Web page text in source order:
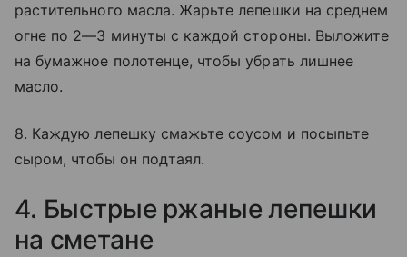
растительного масла. Жарьте лепешки на среднем
огне по 2—3 минуты с каждой стороны. Выложите
на бумажное полотенце, чтобы убрать лишнее
масло.
8. Каждую лепешку смажьте соусом и посыпьте
сыром, чтобы он подтаял.
4. Быстрые ржаные лепешки
на сметане